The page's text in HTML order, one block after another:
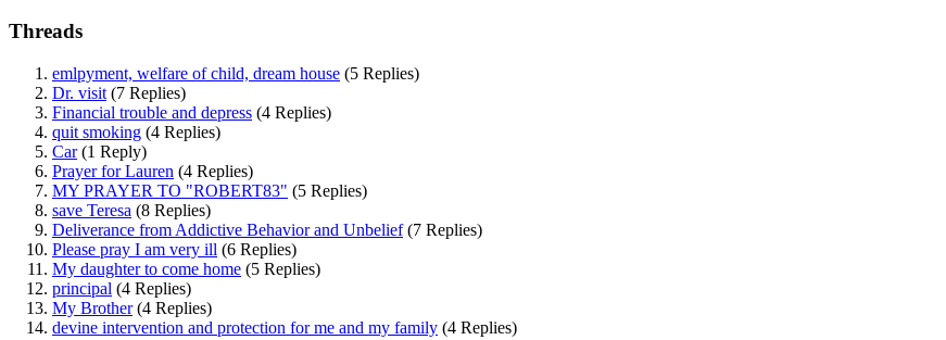
Threads
emlpyment, welfare of child, dream house (5 Replies)
Dr. visit (7 Replies)
Financial trouble and depress (4 Replies)
quit smoking (4 Replies)
Car(1 Reply)
Prayer for Lauren (4 Replies)
MY PRAYER TO "ROBERT83" (5 Replies)
save Teresa (8 Replies)
Deliverance from Addictive Behavior and Unbelief(7 Replies)
Please pray I am very ill (6 Replies)
My daughter to come home (5 Replies)
principal (4 Replies)
My Brother(4 Replies)
devine intervention and protection for me and my family (4 Replies)